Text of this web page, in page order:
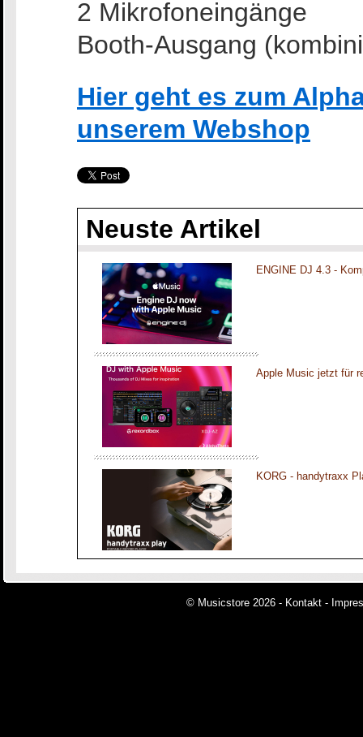
2 Mikrofoneingänge
Booth-Ausgang
Hier geht es zum
unserem Webshop
Neuste Artikel
ENGINE DJ 4.3 -
Apple Music jetzt für
KORG - handytraxx
© Musicstore 2026 - Kontakt -